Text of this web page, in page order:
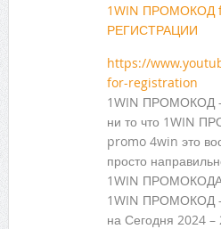
1WIN ПРОМОКОД
РЕГИСТРАЦИИ
https://
for-registration
1WIN ПРОМОКОД
ни то что 1WIN
promo 4win это
просто
1WIN
1WIN ПРОМОКОД
на Сегодня 2024